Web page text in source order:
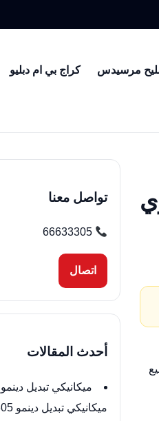
مرسيدس كراج بي ام دبليو
تواصل معنا
66633305
اتصال
أحدث المقالات
ميكانيكي تبديل
ميكانيكي تبديل دينمو 66633305